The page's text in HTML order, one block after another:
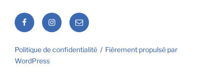
FacebookInstagram
E-
mail
Politique de confidentialité
Fièrement propulsé par
WordPress